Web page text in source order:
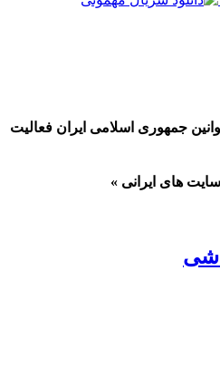
جمهوری اسلامی ایران فعالیت
های ایرانی »